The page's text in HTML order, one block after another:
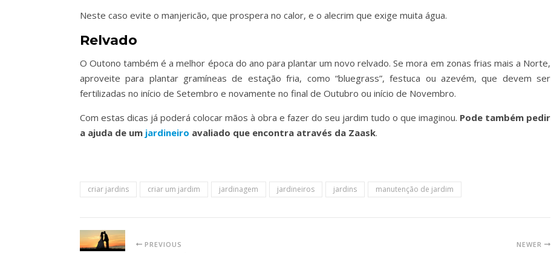
Neste caso evite o manjericão, que prospera no calor, e o alecrim que exige muita água.
Relvado
O Outono também é a melhor época do ano para plantar um novo relvado. Se mora em zonas frias mais a Norte,
aproveite para plantar gramíneas de estação fria, como “bluegrass”, festuca ou azevém, que devem ser
fertilizadas no início de Setembro e novamente no final de Outubro ou início de Novembro.
Com estas dicas já poderá colocar mãos à obra e fazer do seu jardim tudo o que imaginou. Pode também pedir
a ajuda de um jardineiro avaliado que encontra através da Zaask.
criar jardins criar um jardim jardinagem jardineiros jardins manutenção de jardim
PREVIOUS NEWER